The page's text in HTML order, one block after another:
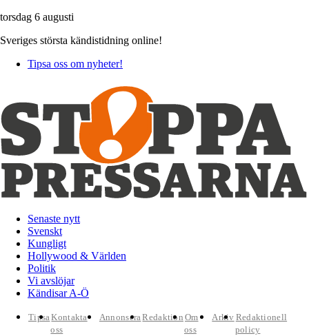
torsdag 6 augusti
Sveriges största kändistidning online!
Tipsa oss om nyheter!
Senaste nytt
Svenskt
Kungligt
Hollywood & Världen
Politik
Vi avslöjar
Kändisar A-Ö
TipsaKontakta
oss
AnnonseraRedaktion Om
oss
Arkiv Redaktionell
policy